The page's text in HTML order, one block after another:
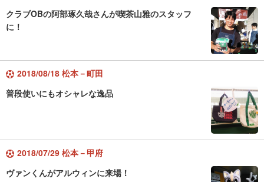
クラブOBの阿部琢久哉さんが喫茶山雅のスタッフ
に！
2018/08/18 松本－町田
普段使いにもオシャレな逸品
2018/07/29 松本－甲府
ヴァンくんがアルウィンに来場！